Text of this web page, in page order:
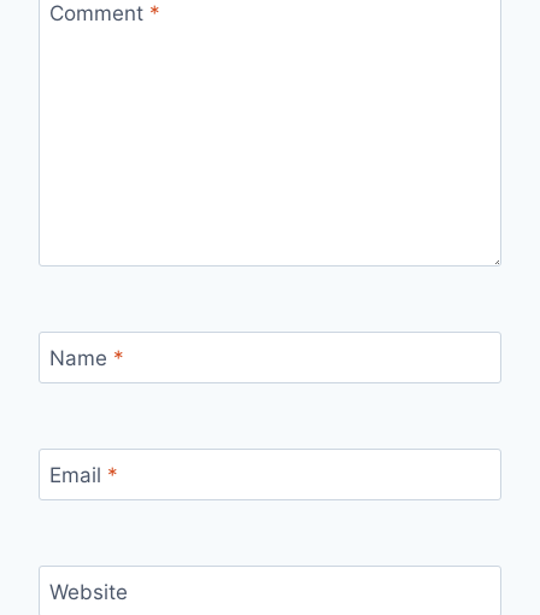
Comment *
Name *
Email *
Website